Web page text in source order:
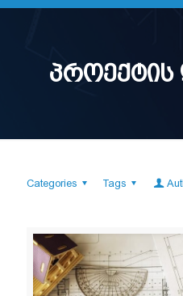
პროექტის
Categories Tags